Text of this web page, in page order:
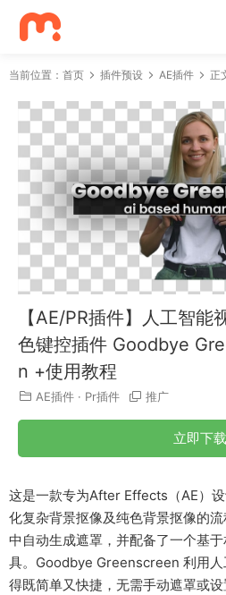
当前位置： 首页 插件预设 AE插件 正
【AE/PR插件】人工智能
色键控插件 Goodbye
n +使用教程
AE插件 · Pr插件 推广
立即下载
这是一款专为After Effects（AE）
化复杂背景抠像及纯色背景抠像的
中自动生成遮罩，并配备了一个基
具。Goodbye Greenscreen 利用
得既简单又快捷，无需手动遮罩或